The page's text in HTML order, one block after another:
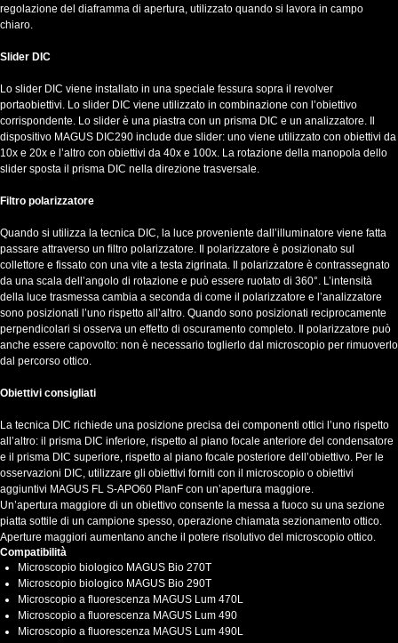
regolazione del diaframma di apertura, utilizzato quando si lavora in campo
chiaro.
Slider DIC
Lo slider DIC viene installato in una speciale fessura sopra il revolver
portaobiettivi. Lo slider DIC viene utilizzato in combinazione con l’obiettivo
corrispondente. Lo slider è una piastra con un prisma DIC e un analizzatore. Il
dispositivo MAGUS DIC290 include due slider: uno viene utilizzato con obiettivi da
10x e 20x e l’altro con obiettivi da 40x e 100x. La rotazione della manopola dello
slider sposta il prisma DIC nella direzione trasversale.
Filtro polarizzatore
Quando si utilizza la tecnica DIC, la luce proveniente dall’illuminatore viene fatta
passare attraverso un filtro polarizzatore. Il polarizzatore è posizionato sul
collettore e fissato con una vite a testa zigrinata. Il polarizzatore è contrassegnato
da una scala dell’angolo di rotazione e può essere ruotato di 360°. L’intensità
della luce trasmessa cambia a seconda di come il polarizzatore e l’analizzatore
sono posizionati l’uno rispetto all’altro. Quando sono posizionati reciprocamente
perpendicolari si osserva un effetto di oscuramento completo. Il polarizzatore può
anche essere capovolto: non è necessario toglierlo dal microscopio per rimuoverlo
dal percorso ottico.
Obiettivi consigliati
La tecnica DIC richiede una posizione precisa dei componenti ottici l’uno rispetto
all’altro: il prisma DIC inferiore, rispetto al piano focale anteriore del condensatore
e il prisma DIC superiore, rispetto al piano focale posteriore dell’obiettivo. Per le
osservazioni DIC, utilizzare gli obiettivi forniti con il microscopio o obiettivi
aggiuntivi MAGUS FL S-APO60 PlanF con un’apertura maggiore.
Un’apertura maggiore di un obiettivo consente la messa a fuoco su una sezione
piatta sottile di un campione spesso, operazione chiamata sezionamento ottico.
Aperture maggiori aumentano anche il potere risolutivo del microscopio ottico.
Compatibilità
Microscopio biologico MAGUS Bio 270T
Microscopio biologico MAGUS Bio 290T
Microscopio a fluorescenza MAGUS Lum 470L
Microscopio a fluorescenza MAGUS Lum 490
Microscopio a fluorescenza MAGUS Lum 490L